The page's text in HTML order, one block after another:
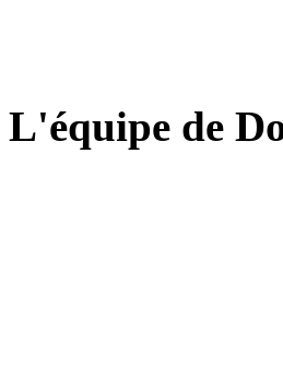
L'équipe de